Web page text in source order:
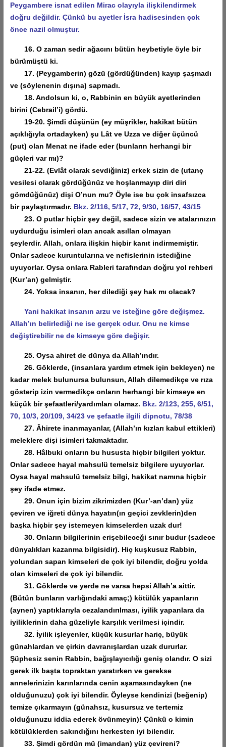
Peygambere isnat edilen Mirac olayıyla ilişkilendirmek
doğru değildir. Çünkü bu ayetler İsra hadisesinden çok
önce nazil olmuştur.
16. O zaman sedir ağacını bütün heybetiyle öyle bir
bürümüştü ki.
17. (Peygamberin) gözü (gördüğünden) kayıp şaşmadı
ve (söylenenin dışına) sapmadı.
18. Andolsun ki, o, Rabbinin en büyük ayetlerinden
birini (Cebrail’i) gördü.
19-20. Şimdi düşünün (ey müşrikler, hakikat bütün
açıklığıyla ortadayken) şu Lât ve Uzza ve diğer üçüncü
(put) olan Menat ne ifade eder (bunların herhangi bir
güçleri var mı)?
21-22. (Evlât olarak sevdiğiniz) erkek sizin de (utanç
vesilesi olarak gördüğünüz ve hoşlanmayıp diri diri
gömdüğünüz) dişi O’nun mu? Öyle ise bu çok insafsızca
bir paylaştırmadır. Bkz. 2/116, 5/17, 72, 9/30, 16/57, 43/15
23. O putlar hiçbir şey değil, sadece sizin ve atalarınızın
uydurduğu isimleri olan ancak asılları olmayan
şeylerdir. Allah, onlara ilişkin hiçbir kanıt indirmemiştir.
Onlar sadece kuruntularına ve nefislerinin istediğine
uyuyorlar. Oysa onlara Rableri tarafından doğru yol rehberi
(Kur’an) gelmiştir.
24. Yoksa insanın, her dilediği şey hak mı olacak?
Yani hakikat insanın arzu ve isteğine göre değişmez.
Allah’ın belirlediği ne ise gerçek odur. Onu ne kimse
değiştirebilir ne de kimseye göre değişir.
25. Oysa ahiret de dünya da Allah’ındır.
26. Göklerde, (insanlara yardım etmek için bekleyen) ne
kadar melek bulunursa bulunsun, Allah dilemedikçe ve rıza
gösterip izin vermedikçe onların herhangi bir kimseye en
küçük bir şefaatleri/yardımları olamaz. Bkz. 2/123, 255, 6/51,
70, 10/3, 20/109, 34/23 ve şefaatle ilgili dipnotu, 78/38
27. Âhirete inanmayanlar, (Allah’ın kızları kabul ettikleri)
meleklere dişi isimleri takmaktadır.
28. Hâlbuki onların bu hususta hiçbir bilgileri yoktur.
Onlar sadece hayal mahsulü temelsiz bilgilere uyuyorlar.
Oysa hayal mahsulü temelsiz bilgi, hakikat namına hiçbir
şey ifade etmez.
29. Onun için bizim zikrimizden (Kur’-an’dan) yüz
çeviren ve iğreti dünya hayatın(ın geçici zevklerin)den
başka hiçbir şey istemeyen kimselerden uzak dur!
30. Onların bilgilerinin erişebileceği sınır budur (sadece
dünyalıkları kazanma bilgisidir). Hiç kuşkusuz Rabbin,
yolundan sapan kimseleri de çok iyi bilendir, doğru yolda
olan kimseleri de çok iyi bilendir.
31. Göklerde ve yerde ne varsa hepsi Allah’a aittir.
(Bütün bunların varlığındaki amaç;) kötülük yapanların
(aynen) yaptıklarıyla cezalandırılması, iyilik yapanlara da
iyiliklerinin daha güzeliyle karşılık verilmesi içindir.
32. İyilik işleyenler, küçük kusurlar hariç, büyük
günahlardan ve çirkin davranışlardan uzak dururlar.
Şüphesiz senin Rabbin, bağışlayıcılığı geniş olandır. O sizi
gerek ilk başta topraktan yaratırken ve gerekse
annelerinizin karınlarında cenin aşamasındayken (ne
olduğunuzu) çok iyi bilendir. Öyleyse kendinizi (beğenip)
temize çıkarmayın (günahsız, kusursuz ve tertemiz
olduğunuzu iddia ederek övünmeyin)! Çünkü o kimin
kötülüklerden sakındığını herkesten iyi bilendir.
33. Şimdi gördün mü (imandan) yüz çevireni?